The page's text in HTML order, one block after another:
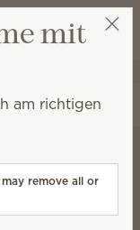
Wunschliste
Warenkorb
mit
am richtigen
remove all or